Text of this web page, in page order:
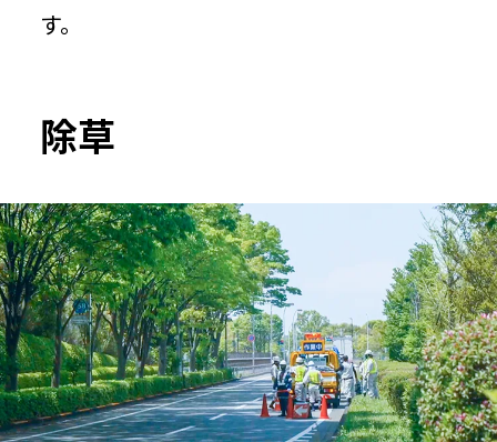
す。
除草